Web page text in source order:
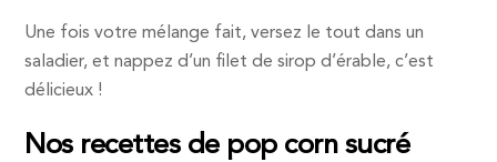
Une fois votre mélange fait, versez le tout dans un
saladier, et nappez d’un filet de sirop d’érable, c’est
délicieux !
Nos recettes de pop corn sucré